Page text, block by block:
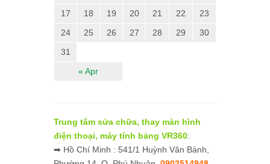
« Apr
17
18 19 20 21 22
23
24
25 26 27 28 29
30
31
Trung tâm sửa chữa, thay màn hình
điện thoại, máy tính bảng VR360:
➡ Hồ Chí Minh : 541/1 Huỳnh Văn Bánh,